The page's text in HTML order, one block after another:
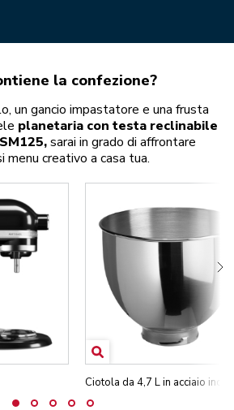
la confezione?
un gancio impastatore e una frusta
planetaria con testa reclinabile
sarai in grado di affrontare
menu creativo a casa tua.
Ciotola da 4,7 L in acciaio inox